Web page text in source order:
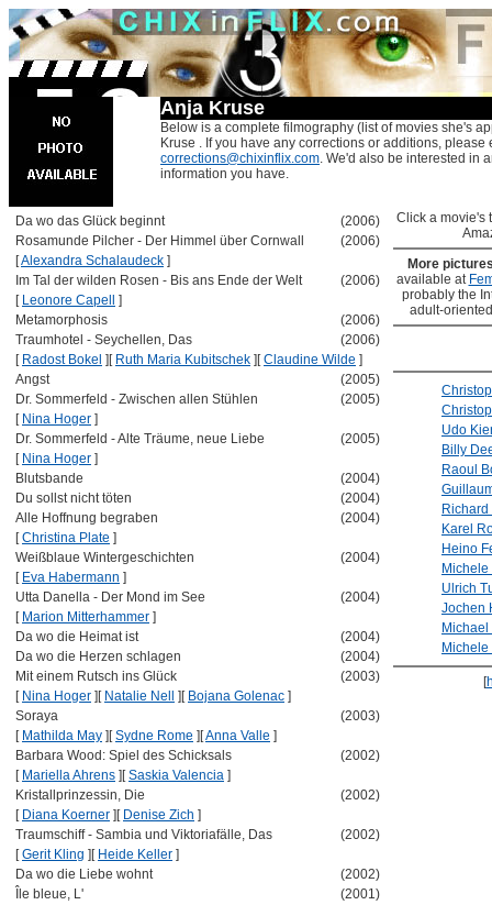
Anja Kruse
Below is a complete filmography (list of movies she's
Kruse . If you have any corrections or additions, please
corrections@chixinflix.com. We'd also be interested in
information you have.
Da wo das Glück beginnt
(2006)
Rosamunde Pilcher - Der Himmel über Cornwall
(2006)
[Alexandra Schalaudeck ]
Im Tal der wilden Rosen - Bis ans Ende der Welt
(2006)
[ Leonore Capell
]
Metamorphosis
(2006)
Traumhotel - Seychellen, Das
(2006)
[ Radost Bokel ] [ Ruth Maria Kubitschek ] [Claudine Wilde ]
Angst
(2005)
Dr. Sommerfeld - Zwischen allen Stühlen
(2005)
[ Nina Hoger ]
Dr. Sommerfeld - Alte Träume, neue Liebe
(2005)
[ Nina Hoger ]
Blutsbande
(2004)
Du sollst nicht töten
(2004)
Alle Hoffnung begraben
(2004)
[Christina Plate ]
Weißblaue Wintergeschichten
(2004)
[ Eva Habermann ]
Utta Danella - Der Mond im See
(2004)
[ Marion Mitterhammer ]
Da wo die Heimat ist
(2004)
Da wo die Herzen schlagen
(2004)
Mit einem Rutsch ins Glück
(2003)
[ Nina Hoger ] [ Natalie Nell ] [ Bojana Golenac ]
Soraya
(2003)
[ Mathilda May ] [Sydne Rome ] [Anna Valle ]
Barbara Wood: Spiel des Schicksals
(2002)
[ Mariella Ahrens ] [Saskia Valencia ]
Kristallprinzessin, Die
(2002)
[ Diana Koerner ] [ Denise Zich ]
Traumschiff - Sambia und Viktoriafälle, Das
(2002)
[Gerit Kling ] [ Heide Keller ]
Da wo die Liebe wohnt
(2002)
Île bleue, L'
(2001)
Click a movie's
More
available at
probably the
adult-
Udo
Billy
Raoul
Karel
Heino
Ulrich
Jochen
[